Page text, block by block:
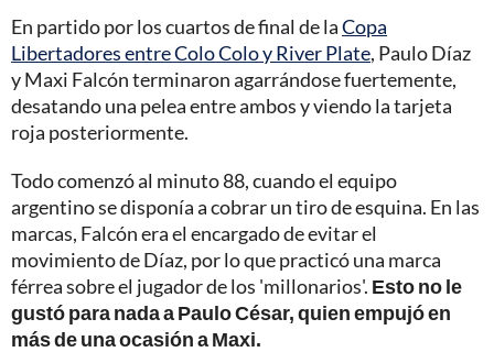
En partido por los cuartos de final de laCopa
Libertadores entre Colo Colo y River Plate, Paulo Díaz
y Maxi Falcón terminaron agarrándose fuertemente,
desatando una pelea entre ambos y viendo la tarjeta
roja posteriormente.
Todo comenzó al minuto 88, cuando el equipo
argentino se disponía a cobrar un tiro de esquina. En las
marcas, Falcón era el encargado de evitar el
movimiento de Díaz, por lo que practicó una marca
férrea sobre el jugador de los 'millonarios'. Esto no le
gustó para nada a Paulo César, quien empujó en
más de una ocasión a Maxi.